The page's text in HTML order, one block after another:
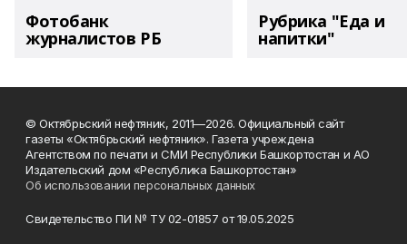
Фотобанк
журналистов РБ
Рубрика "Еда и
напитки"
© Октябрьский нефтяник, 2011—2026. Официальный сайт
газеты «Октябрьский нефтяник». Газета учреждена
Агентством по печати и СМИ Республики Башкортостан и АО
Издательский дом «Республика Башкортостан»
Об использовании персональных данных
Свидетельство ПИ № ТУ 02-01857 от 19.05.2025